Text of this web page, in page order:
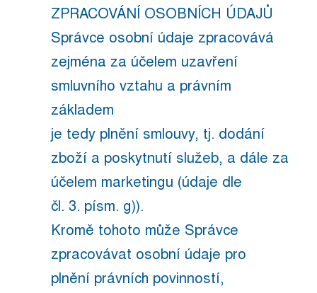
ZPRACOVÁNÍ OSOBNÍCH ÚDAJŮ
Správce osobní údaje zpracovává
zejména za účelem uzavření
smluvního vztahu a právním
základem
je tedy plnění smlouvy, tj. dodání
zboží a poskytnutí služeb, a dále za
účelem marketingu (údaje dle
čl. 3. písm. g)).
Kromě tohoto může Správce
zpracovávat osobní údaje pro
plnění právních povinností,